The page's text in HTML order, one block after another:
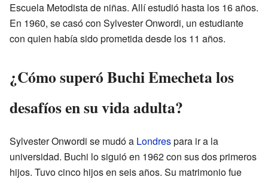
Escuela Metodista de niñas. Allí estudió hasta los 16 años.
En 1960, se casó con Sylvester Onwordi, un estudiante
con quien había sido prometida desde los 11 años.
¿Cómo superó Buchi Emecheta los
desafíos en su vida adulta?
Sylvester Onwordi se mudó a Londrespara ir a la
universidad. Buchi lo siguió en 1962 con sus dos primeros
hijos. Tuvo cinco hijos en seis años. Su matrimonio fue